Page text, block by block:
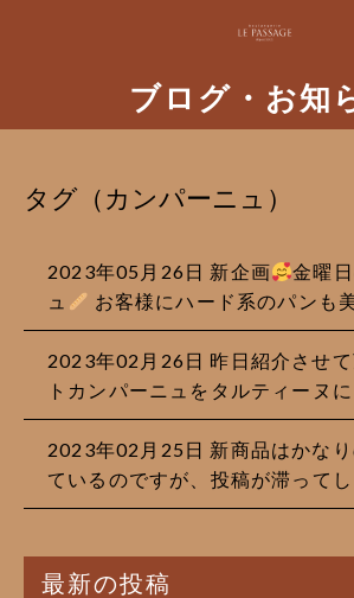
ブログ・お知
タグ（カンパーニュ）
2023年05月26日 新企画
金曜
ュ
お客様にハード系のパンも
2023年02月26日 昨日紹介させ
トカンパーニュをタルティーヌ
2023年02月25日 新商品はかな
ているのですが、投稿が滞って
最新の投稿